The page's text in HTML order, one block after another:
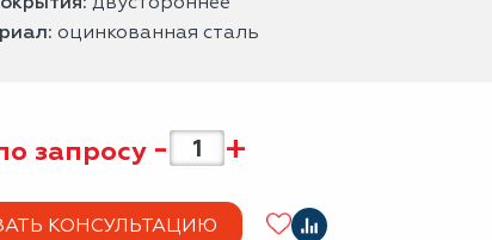
оцинкованная сталь
запросу - +
КОНСУЛЬТАЦИЮ